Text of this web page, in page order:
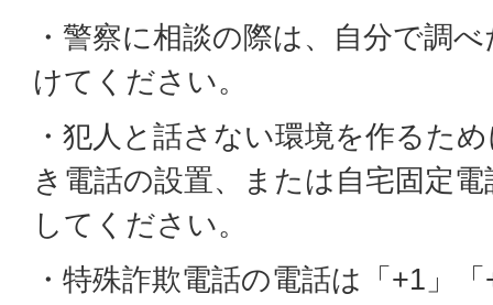
・警察に相談の際は、自分で調
けてください。
・犯人と話さない環境を作るた
き電話の設置、または自宅固定
してください。
・特殊詐欺電話の電話は「+1」